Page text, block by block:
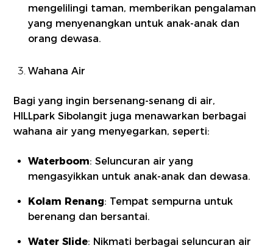
mengelilingi taman, memberikan pengalaman
yang menyenangkan untuk anak-anak dan
orang dewasa.
Wahana Air
Bagi yang ingin bersenang-senang di air,
HILLpark Sibolangit juga menawarkan berbagai
wahana air yang menyegarkan, seperti:
Waterboom: Seluncuran air yang
mengasyikkan untuk anak-anak dan dewasa.
Kolam Renang: Tempat sempurna untuk
berenang dan bersantai.
Water Slide: Nikmati berbagai seluncuran air